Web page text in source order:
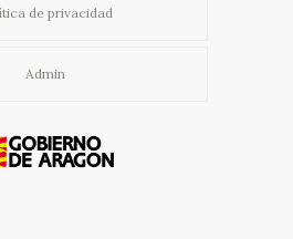
de privacidad
Admin